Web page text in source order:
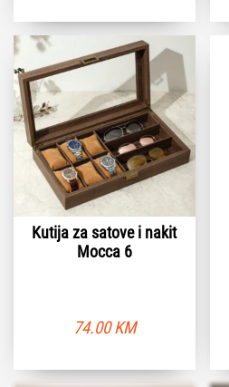
Kutija za satove i nakit
Mocca 6
74.00KM